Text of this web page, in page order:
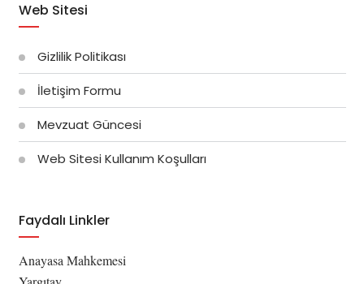
Web Sitesi
Gizlilik Politikası
İletişim Formu
Mevzuat Güncesi
Web Sitesi Kullanım Koşulları
Faydalı Linkler
Anayasa Mahkemesi